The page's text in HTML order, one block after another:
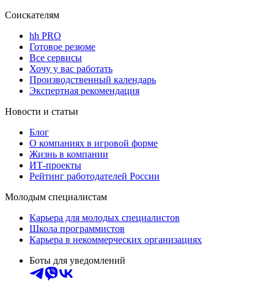
Соискателям
hh PRO
Готовое резюме
Все сервисы
Хочу у вас работать
Производственный календарь
Экспертная рекомендация
Новости и статьи
Блог
О компаниях в игровой форме
Жизнь в компании
ИТ-проекты
Рейтинг работодателей России
Молодым специалистам
Карьера для молодых специалистов
Школа программистов
Карьера в некоммерческих организациях
Боты для уведомлений